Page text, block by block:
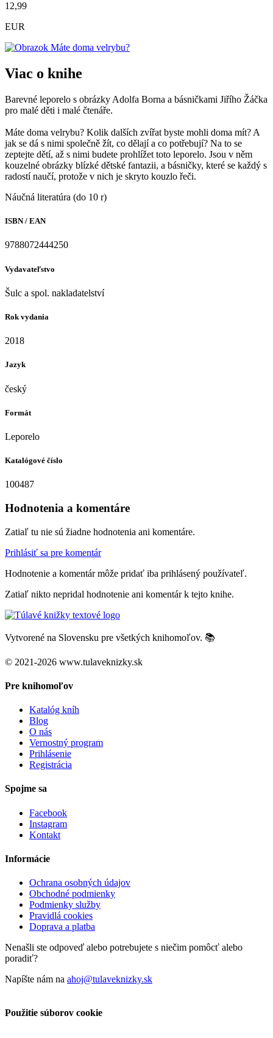
12,99
EUR
Viac o knihe
Barevné leporelo s obrázky Adolfa Borna a básničkami Jiřího Žáčka
pro malé děti i malé čtenáře.
Máte doma velrybu? Kolik dalších zvířat byste mohli doma mít? A
jak se dá s nimi společně žít, co dělají a co potřebují? Na to se
zeptejte dětí, až s nimi budete prohlížet toto leporelo. Jsou v něm
kouzelné obrázky blízké dětské fantazii, a básničky, které se každý s
radostí naučí, protože v nich je skryto kouzlo řeči.
Náučná literatúra (do 10 r)
ISBN / EAN
9788072444250
Vydavateľstvo
Šulc a spol. nakladatelství
Rok vydania
2018
Jazyk
český
Formát
Leporelo
Katalógové číslo
100487
Hodnotenia a komentáre
Zatiaľ tu nie sú žiadne hodnotenia ani komentáre.
Prihlásiť sa pre komentár
Hodnotenie a komentár môže pridať iba prihlásený používateľ.
Zatiaľ nikto nepridal hodnotenie ani komentár k tejto knihe.
Vytvorené na Slovensku pre všetkých knihomoľov. 📚
© 2021-2026 www.tulaveknizky.sk
Pre knihomoľov
Katalóg kníh
Blog
O nás
Vernostný program
Prihlásenie
Registrácia
Spojme sa
Facebook
Instagram
Kontakt
Informácie
Ochrana osobných údajov
Obchodné podmienky
Podmienky služby
Pravidlá cookies
Doprava a platba
Nenašli ste odpoveď alebo potrebujete s niečim pomôcť alebo
poradiť?
Napíšte nám na ahoj@tulaveknizky.sk
Použitie súborov cookie